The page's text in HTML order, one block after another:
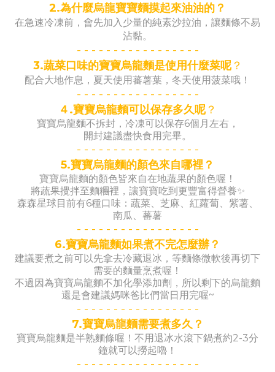
2.為什麼烏龍寶寶麵摸起來油油的？
在急速冷凍前，會先加入少量的純素沙拉油，讓麵條不易
沾黏。
- - - - - - - - - - - - - - - - -
3.蔬菜口味的寶寶烏龍麵是使用什麼菜呢？
配合大地作息，夏天使用蕃薯葉，冬天使用菠菜哦！
- - - - - - - - - - - - - - - - -
４.寶寶烏龍麵可以保存多久呢？
寶寶烏龍麵不拆封， 冷凍可以保存6個月左右，
開封建議盡快食用完畢。
- - - - - - - - - - - - - - - - -
5.寶寶烏龍麵的顏色來自哪裡？
寶寶烏龍麵的顏色皆來自在地蔬果的顏色喔！
將蔬果攪拌至麵糰裡，讓寶寶吃到更豐富得營養✨
森森星球目前有6種口味：蔬菜、芝麻、紅蘿蔔、紫薯、
南瓜、蕃薯
- - - - - - - - - - - - - - - - -
6.寶寶烏龍麵如果煮不完怎麼辦？
建議要煮之前可以先拿去冷藏退冰，等麵條微軟後再切下
需要的麵量烹煮喔！
不過因為寶寶烏龍麵不加化學添加劑，所以剩下的烏龍麵
還是會建議媽咪爸比們當日用完喔~
- - - - - - - - - - - - - - - - -
7.寶寶烏龍麵需要煮多久？
寶寶烏龍麵是半熟麵條喔！不用退冰水滾下鍋煮約2-3分
鐘就可以撈起嚕！
- - - - - - - - - - - - - - - - -